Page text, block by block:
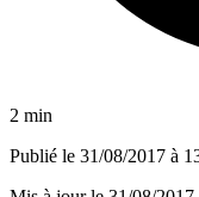
2 min
Publié le 31/08/2017 à